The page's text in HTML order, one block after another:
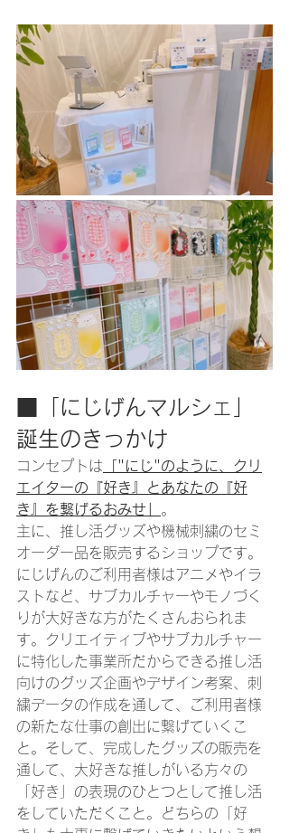
■「にじげんマルシェ」
誕生のきっかけ
コンセプトは 「"にじ"のように、クリ
エイターの『好き』とあなたの『好
き』を繋げるおみせ」
。
主に、推し活グッズや機械刺繍のセミ
オーダー品を販売するショップです。
にじげんのご利用者様はアニメやイラ
ストなど、サブカルチャーやモノづく
りが大好きな方がたくさんおられま
す。クリエイティブやサブカルチャー
に特化した事業所だからできる推し活
向けのグッズ企画やデザイン考案、刺
繍データの作成を通して、ご利用者様
の新たな仕事の創出に繋げていくこ
と。そして、完成したグッズの販売を
通して、大好きな推しがいる方々の
「好き」の表現のひとつとして推し活
をしていただくこと。どちらの「好